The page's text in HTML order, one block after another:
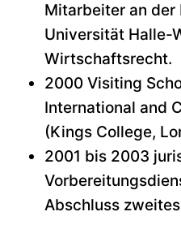
Mitarbeiter an
Universität Halle-
Wirtschaftsrecht.
2000 Visiting
International and
(Kings College,
2001 bis 2003
Abschluss